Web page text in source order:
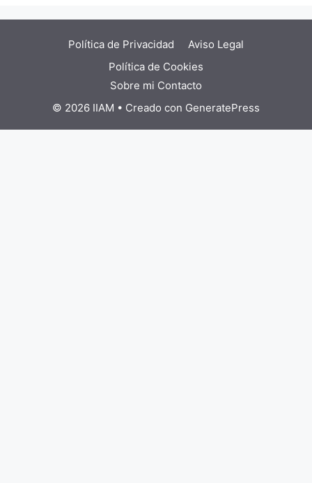
Política de Privacidad
Aviso Legal
Política de Cookies
Sobre mi Contacto
© 2026 IIAM • Creado con GeneratePress